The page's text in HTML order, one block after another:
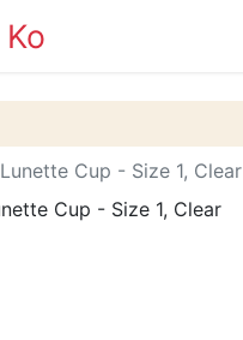
Lunette Cup - Size 1, Clear